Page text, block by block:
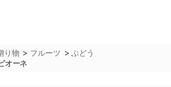
り物 > フルーツ >ぶどう
オーネ